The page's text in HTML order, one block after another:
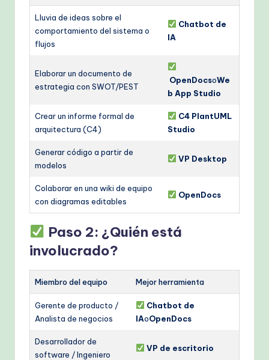
Lluvia de ideas sobre el
comportamiento del sistema o
flujos
Chatbot de
IA
Elaborar un documento de
estrategia con SWOT/PEST
OpenDocsoWe
b App Studio
Crear un informe formal de
arquitectura (C4)
C4 PlantUML
Studio
Generar código a partir de
modelos
VP Desktop
Colaborar en una wiki de equipo
con diagramas editables
OpenDocs
Paso 2: ¿Quién está
involucrado?
Miembro del equipo Mejor herramienta
Gerente de producto /
Analista de negocios
Chatbot de
IAoOpenDocs
Desarrollador de
software / Ingeniero
VP de escritorio